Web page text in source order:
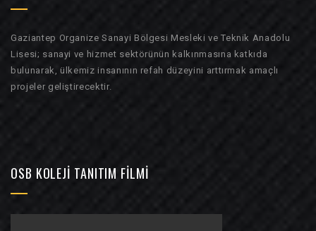
Gaziantep Organize Sanayi Bölgesi Mesleki ve Teknik Anadolu
Lisesi; sanayi ve hizmet sektörünün kalkınmasına katkıda
bulunarak, ülkemiz insanının refah düzeyini arttırmak amaçlı
projeler geliştirecektir.
OSB KOLEJI TANITIM FILMI